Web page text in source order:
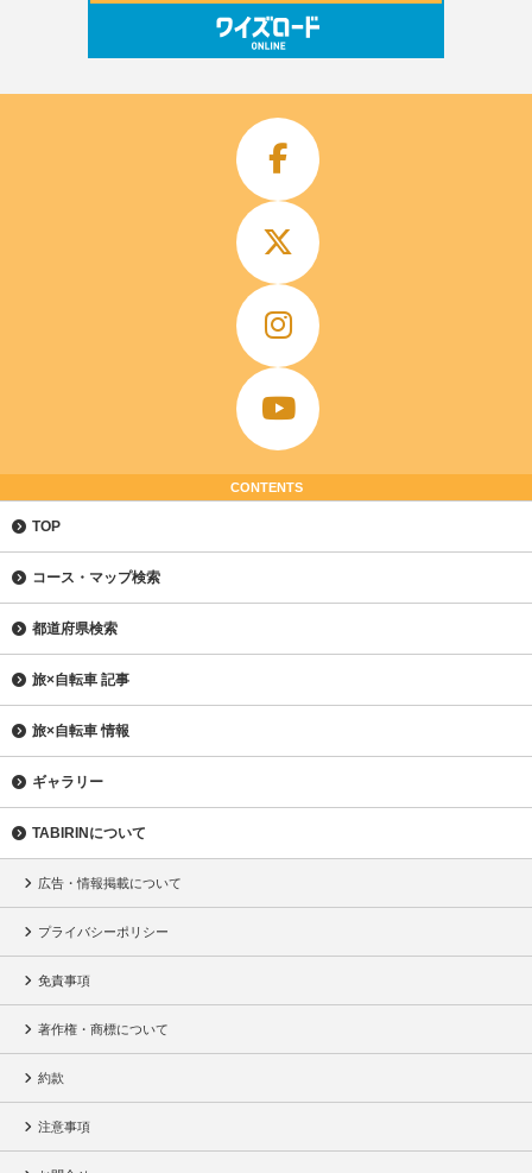
CONTENTS
TOP
コース・マップ検索
都道府県検索
旅×自転車 記事
旅×自転車 情報
ギャラリー
TABIRINについて
広告・情報掲載について
プライバシーポリシー
免責事項
著作権・商標について
約款
注意事項